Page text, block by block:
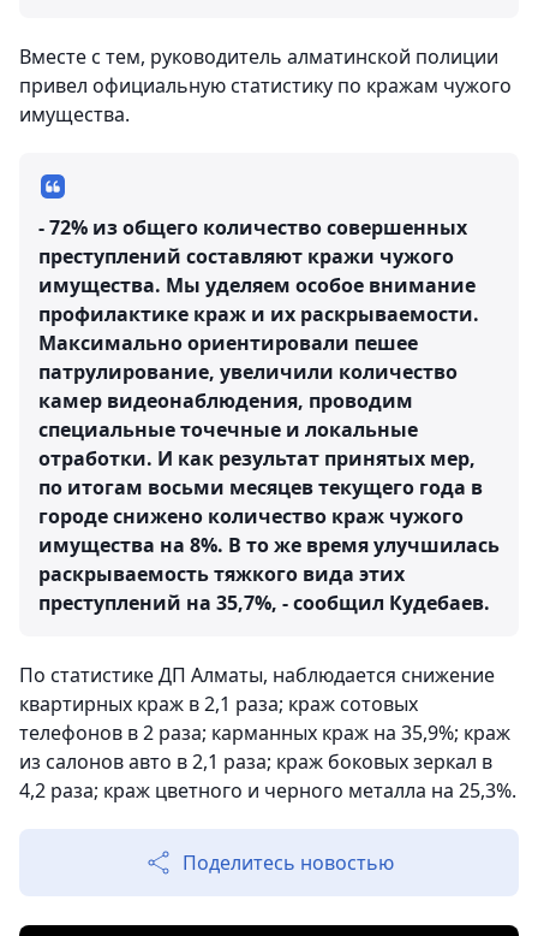
Вместе с тем, руководитель алматинской полиции
привел официальную статистику по кражам чужого
имущества.
- 72% из общего количество совершенных
преступлений составляют кражи чужого
имущества. Мы уделяем особое внимание
профилактике краж и их раскрываемости.
Максимально ориентировали пешее
патрулирование, увеличили количество
камер видеонаблюдения, проводим
специальные точечные и локальные
отработки. И как результат принятых мер,
по итогам восьми месяцев текущего года в
городе снижено количество краж чужого
имущества на 8%. В то же время улучшилась
раскрываемость тяжкого вида этих
преступлений на 35,7%, - сообщил Кудебаев.
По статистике ДП Алматы, наблюдается снижение
квартирных краж в 2,1 раза; краж сотовых
телефонов в 2 раза; карманных краж на 35,9%; краж
из салонов авто в 2,1 раза; краж боковых зеркал в
4,2 раза; краж цветного и черного металла на 25,3%.
Поделитесь новостью